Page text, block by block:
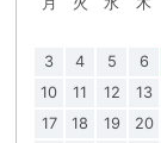
3
4 5 6
10
11 12 13
17
18 19 20